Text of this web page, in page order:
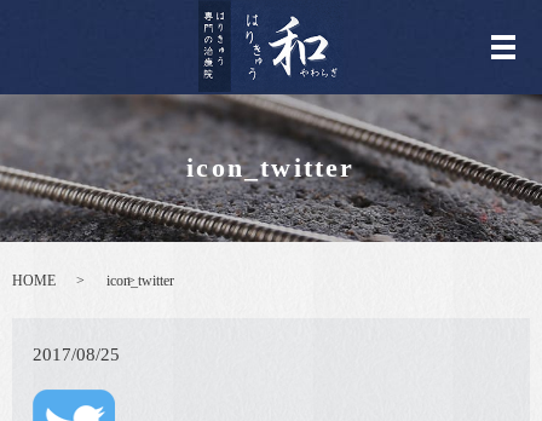
メ
icon_twitter
HOME icon_twitter
2017/08/25